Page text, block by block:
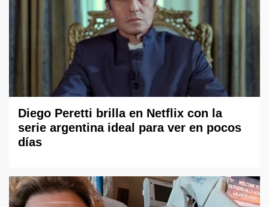
Diego Peretti brilla en Netflix con la
serie argentina ideal para ver en pocos
días